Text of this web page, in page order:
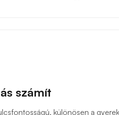
számít
különösen a